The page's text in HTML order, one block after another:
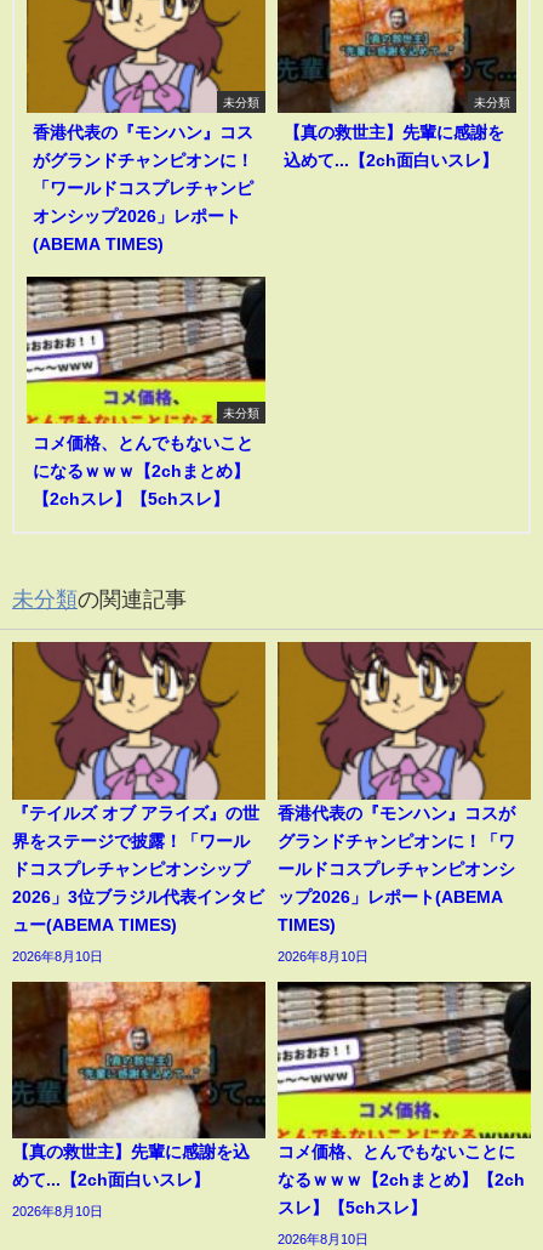
未分類
香港代表の『モンハン』コス
がグランドチャンピオンに！
「ワールドコスプレチャンピ
オンシップ2026」レポート
(ABEMA TIMES)
未分類
【真の救世主】先輩に感謝を
込めて...【2ch面白いスレ】
未分類
コメ価格、とんでもないこと
になるｗｗｗ【2chまとめ】
【2chスレ】【5chスレ】
未分類の関連記事
『テイルズ オブ アライズ』の世
界をステージで披露！「ワール
ドコスプレチャンピオンシップ
2026」3位ブラジル代表インタビ
ュー(ABEMA TIMES)
2026年8月10日
香港代表の『モンハン』コスが
グランドチャンピオンに！「ワ
ールドコスプレチャンピオンシ
ップ2026」レポート(ABEMA
TIMES)
2026年8月10日
【真の救世主】先輩に感謝を込
めて...【2ch面白いスレ】
2026年8月10日
コメ価格、とんでもないことに
なるｗｗｗ【2chまとめ】【2ch
スレ】【5chスレ】
2026年8月10日